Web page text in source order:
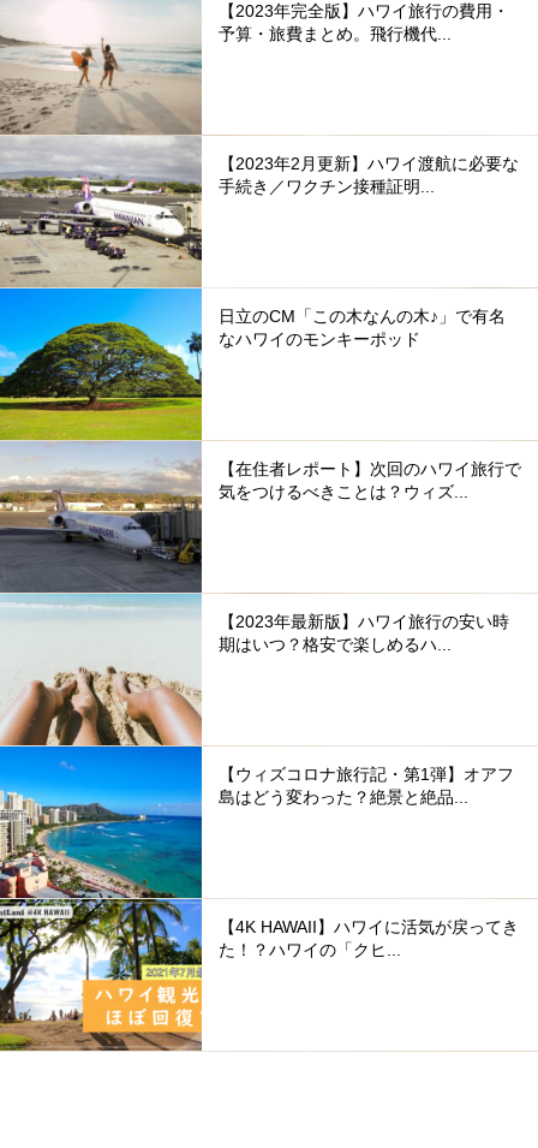
【2023年完全版】ハワイ旅行の費用・
予算・旅費まとめ。飛行機代...
【2023年2月更新】ハワイ渡航に必要な
手続き／ワクチン接種証明...
日立のCM「この木なんの木♪」で有名
なハワイのモンキーポッド
【在住者レポート】次回のハワイ旅行で
気をつけるべきことは？ウィズ...
【2023年最新版】ハワイ旅行の安い時
期はいつ？格安で楽しめるハ...
【ウィズコロナ旅行記・第1弾】オアフ
島はどう変わった？絶景と絶品...
【4K HAWAII】ハワイに活気が戻ってき
た！？ハワイの「クヒ...